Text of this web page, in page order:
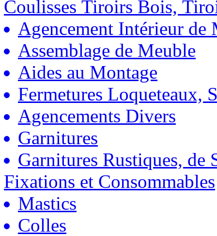
Coulisses Tiroirs Bois,
Agencement Intérieur de
Assemblage de Meuble
Aides au Montage
Fermetures Loqueteaux,
Agencements Divers
Garnitures
Garnitures Rustiques, de
Fixations et Consommables
Mastics
Colles